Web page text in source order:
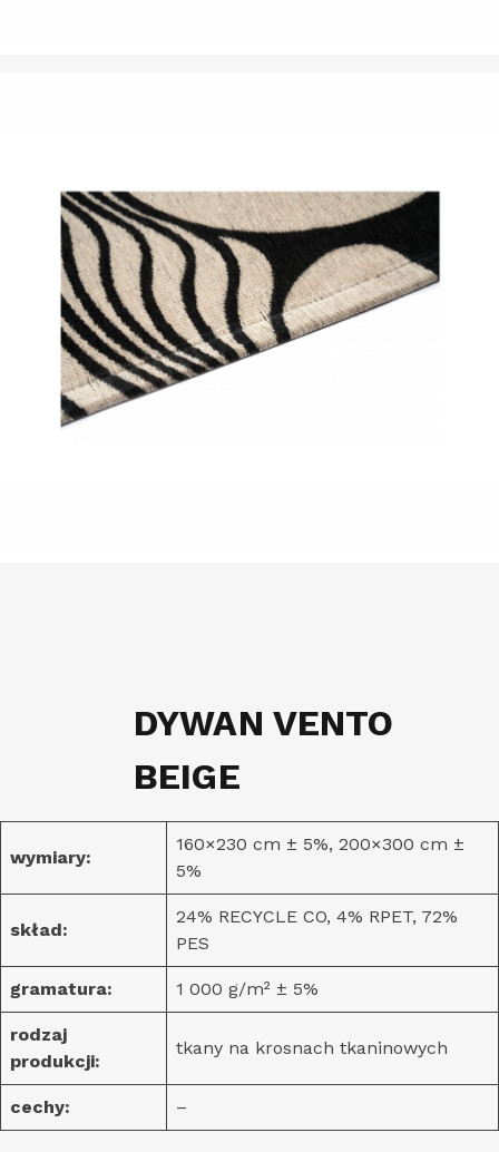
DYWAN VENTO
BEIGE
wymiary:
160×230 cm ± 5%, 200×300 cm ±
5%
skład:
24% RECYCLE CO, 4% RPET, 72%
PES
gramatura: 1 000 g/m² ± 5%
rodzaj
produkcji:
tkany na krosnach tkaninowych
cechy: –